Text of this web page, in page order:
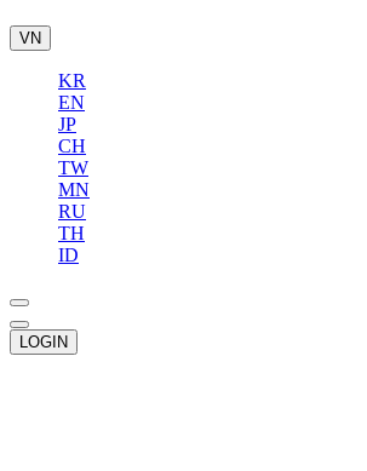
VN
KR
EN
JP
CH
TW
MN
RU
TH
ID
LOGIN